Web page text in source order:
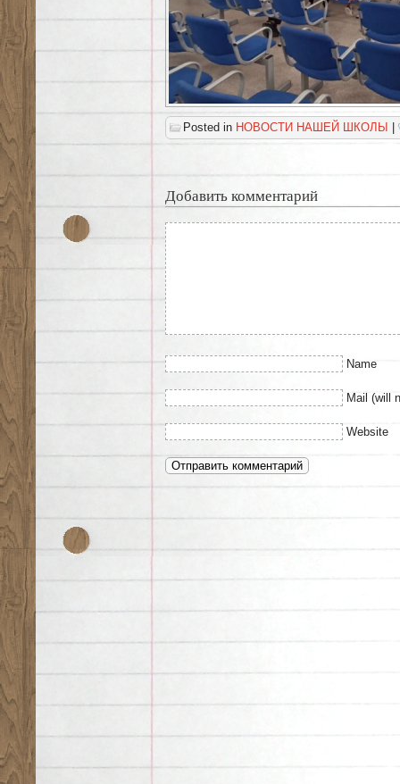
Posted in НОВОСТИ НАШЕЙ ШКОЛЫ |
Добавить комментарий
Name
Mail (will
Website